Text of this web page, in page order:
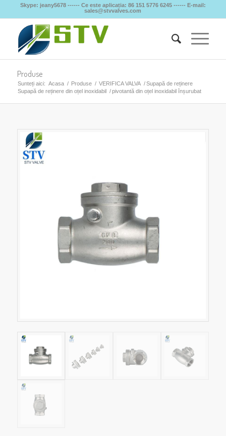
Skype: jeany5678 ------ Ce este aplicația: 86 151 5776 6245 ------ E-mail:
sales@stvvalves.com
Produse
Sunteți aici: Acasa / Produse / VERIFICA VALVA /
Supapă de reținere din oțel inoxidabil /
Supapă de reținere
pivotantă din oțel inoxidabil înșurubat